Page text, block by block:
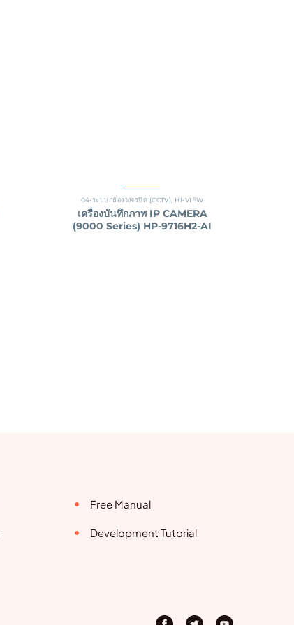
04-ระบบกล้องวงจรปิด (CCTV) HI-VIEW
เครื่องบันทึกภาพ IP CAMERA
(9000 Series) HP-9716H2-AI
Free Manual
Development Tutorial